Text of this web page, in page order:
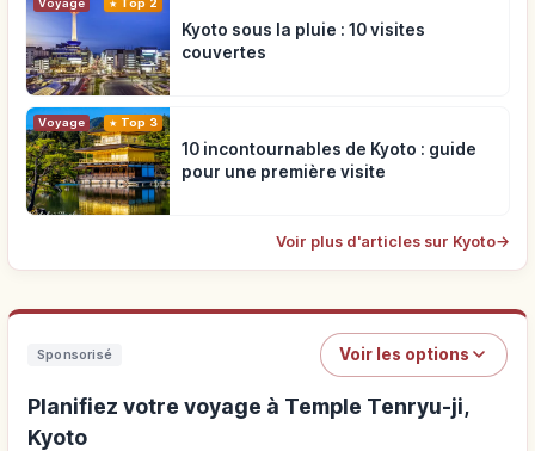
Kyoto sous la pluie : 10 visites
couvertes
Voyage Top 3
10 incontournables de Kyoto : guide
pour une première visite
Voir plus d'articles sur Kyoto→
Sponsorisé Voir les options
Planifiez votre voyage à Temple Tenryu-ji,
Kyoto